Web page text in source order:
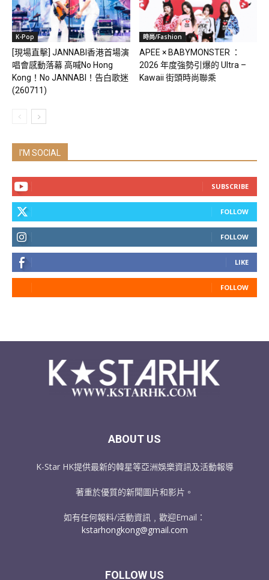
K-Pop
[現場直擊] JANNABI香港首場演
唱會感動落幕 高喊No Hong
Kong！No JANNABI！告白歌迷
(260711)
時尚/Fashion
APEE × BABYMONSTER ：
2026 年度強勢引爆的 Ultra –
Kawaii 街頭時尚聯乘
I'M SOCIAL
SUBSCRIBE
FOLLOW
FOLLOW
LIKE
FOLLOW
ABOUT US
K-Star HK提供最新的韓星等亞洲娛樂資訊及活動報導
著重於優質的新聞圖片和影片。
如有任何報料/活動資訊﹐歡迎Email：
kstarhongkong@gmail.com
FOLLOW US